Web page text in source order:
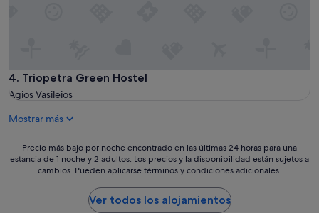
4. Triopetra Green Hostel
Triopetra Green Hostel
Agios Vasileios
Mostrar más
Precio
más
Precio más bajo por noche encontrado en las últimas 24 horas para una
estancia de 1 noche y 2 adultos. Los precios y la disponibilidad están sujetos a
cambios. Pueden aplicarse términos y condiciones adicionales.
Ver todos los alojamientos